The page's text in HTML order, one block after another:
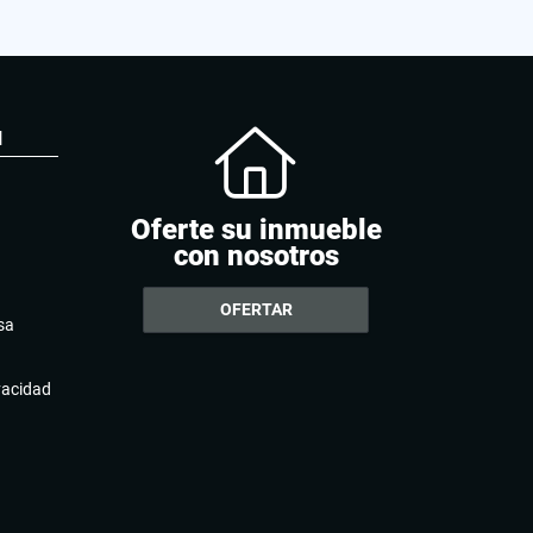
Oferte su inmueble
con nosotros
OFERTAR